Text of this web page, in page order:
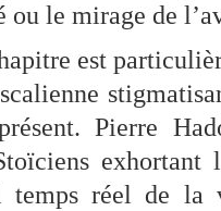
ou le mirage de
est
Pierre
exhortant
temps réel de